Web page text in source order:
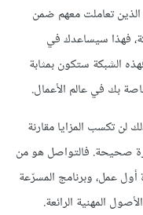
الذين تعاملت معهم ضمن
فهذا سيساعدك في
الشبكة ستكون بمثابة
بك في عالم الأعمال.
تكسب المزايا مقارنة
صحيحة. فالتواصل هو من
أول عمل، وبرنامج المسرّعة
المهنية الرائعة.